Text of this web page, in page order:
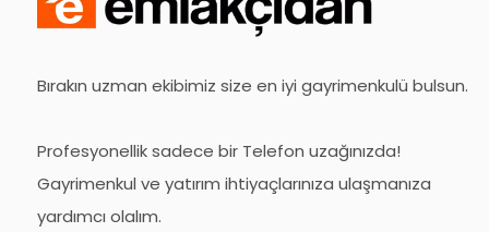
Bırakın uzman ekibimiz size en iyi gayrimenkulü bulsun.
Profesyonellik sadece bir Telefon uzağınızda!
Gayrimenkul ve yatırım ihtiyaçlarınıza ulaşmanıza
yardımcı olalım.